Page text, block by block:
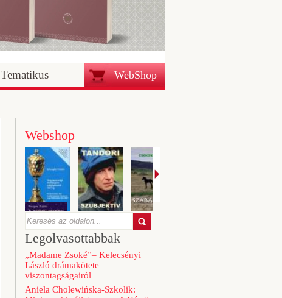
WebShop
Tematikus
Webshop
Legolvasottabbak
„Madame Zsoké”– Kelecsényi
László drámakötete
viszontagságairól
Aniela Cholewińska-Szkolik: